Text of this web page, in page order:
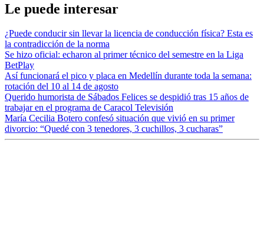
Le puede interesar
¿Puede conducir sin llevar la licencia de conducción física? Esta es
la contradicción de la norma
Se hizo oficial: echaron al primer técnico del semestre en la Liga
BetPlay
Así funcionará el pico y placa en Medellín durante toda la semana:
rotación del 10 al 14 de agosto
Querido humorista de Sábados Felices se despidió tras 15 años de
trabajar en el programa de Caracol Televisión
María Cecilia Botero confesó situación que vivió en su primer
divorcio: “Quedé con 3 tenedores, 3 cuchillos, 3 cucharas”